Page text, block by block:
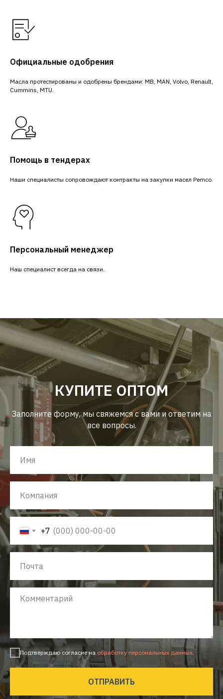
Официальные одобрения
Масла протестированы и одобрены брендами: MB, MAN, Volvo, Renault,
Cummins, MTU.
Помощь в тендерах
Наши специалисты сопровождают контракты на закупки масел Pemco.
Персональный менеджер
Наш специалист всегда на связи.
КУПИТЕ ОПТОМ
Заполните форму, мы свяжемся с вами и ответим на
все вопросы.
+7
Подтверждаю согласие на обработку персональных данных.
ОТПРАВИТЬ